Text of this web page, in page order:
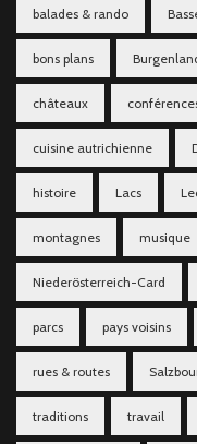
balades & rando
bons plans
châteaux
cuisine autrichienne
histoire Lacs
montagnes musique
Niederösterreich-Card
parcs pays voisins
rues & routes
traditions travail